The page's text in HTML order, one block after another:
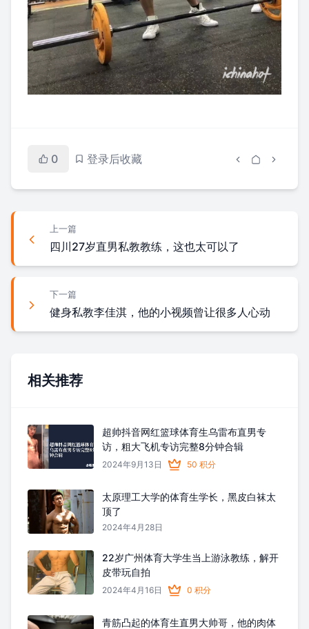
0 登录后收藏
上一篇
四川27岁直男私教教练，这也太可以了
下一篇
健身私教李佳淇，他的小视频曾让很多人心动
相关推荐
超帅抖音网红篮球体育生乌雷布直男专
访，粗大飞机专访完整8分钟合辑
2024年9月13日 50 积分
太原理工大学的体育生学长，黑皮白袜太
顶了
2024年4月28日
22岁广州体育大学生当上游泳教练，解开
皮带玩自拍
2024年4月16日 0 积分
青筋凸起的体育生直男大帅哥，他的肉体